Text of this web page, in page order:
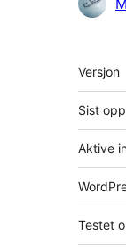
Meta
Versjon
Sist
Aktive
Testet